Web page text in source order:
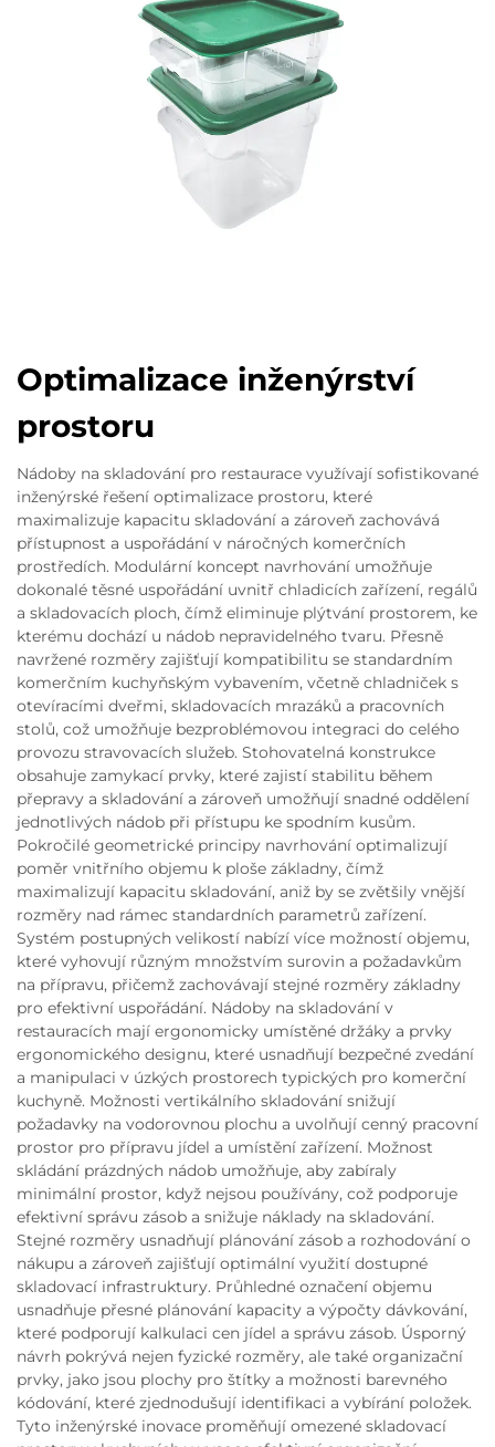
Optimalizace inženýrství
prostoru
Nádoby na skladování pro restaurace využívají sofistikované
inženýrské řešení optimalizace prostoru, které
maximalizuje kapacitu skladování a zároveň zachovává
přístupnost a uspořádání v náročných komerčních
prostředích. Modulární koncept navrhování umožňuje
dokonalé těsné uspořádání uvnitř chladicích zařízení, regálů
a skladovacích ploch, čímž eliminuje plýtvání prostorem, ke
kterému dochází u nádob nepravidelného tvaru. Přesně
navržené rozměry zajišťují kompatibilitu se standardním
komerčním kuchyňským vybavením, včetně chladniček s
otevíracími dveřmi, skladovacích mrazáků a pracovních
stolů, což umožňuje bezproblémovou integraci do celého
provozu stravovacích služeb. Stohovatelná konstrukce
obsahuje zamykací prvky, které zajistí stabilitu během
přepravy a skladování a zároveň umožňují snadné oddělení
jednotlivých nádob při přístupu ke spodním kusům.
Pokročilé geometrické principy navrhování optimalizují
poměr vnitřního objemu k ploše základny, čímž
maximalizují kapacitu skladování, aniž by se zvětšily vnější
rozměry nad rámec standardních parametrů zařízení.
Systém postupných velikostí nabízí více možností objemu,
které vyhovují různým množstvím surovin a požadavkům
na přípravu, přičemž zachovávají stejné rozměry základny
pro efektivní uspořádání. Nádoby na skladování v
restauracích mají ergonomicky umístěné držáky a prvky
ergonomického designu, které usnadňují bezpečné zvedání
a manipulaci v úzkých prostorech typických pro komerční
kuchyně. Možnosti vertikálního skladování snižují
požadavky na vodorovnou plochu a uvolňují cenný pracovní
prostor pro přípravu jídel a umístění zařízení. Možnost
skládání prázdných nádob umožňuje, aby zabíraly
minimální prostor, když nejsou používány, což podporuje
efektivní správu zásob a snižuje náklady na skladování.
Stejné rozměry usnadňují plánování zásob a rozhodování o
nákupu a zároveň zajišťují optimální využití dostupné
skladovací infrastruktury. Průhledné označení objemu
usnadňuje přesné plánování kapacity a výpočty dávkování,
které podporují kalkulaci cen jídel a správu zásob. Úsporný
návrh pokrývá nejen fyzické rozměry, ale také organizační
prvky, jako jsou plochy pro štítky a možnosti barevného
kódování, které zjednodušují identifikaci a vybírání položek.
Tyto inženýrské inovace proměňují omezené skladovací